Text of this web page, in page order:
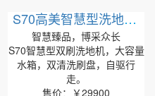
S70高美智慧型洗地机|
手推式双刷洗地机
智慧臻品，博采众长
S70智慧型双刷洗地机，大容量
水箱，双清洗刷盘，自驱行
走。
售价：￥29900